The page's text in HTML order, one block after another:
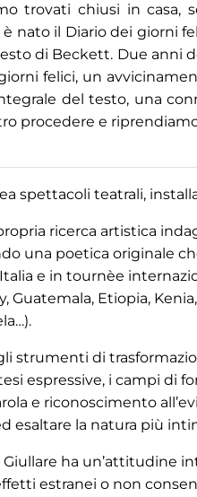
trovati chiusi in casa,
nato il Diario dei giorni
di Beckett. Due anni
felici, un
del testo, una
procedere e
spettacoli teatrali,
ricerca artistica
una poetica originale
e in tournèe
Guatemala, Etiopia,
strumenti di
espressive, i campi di
e riconoscimento
esaltare la natura più
Giullare ha un’attitudine
estranei o non